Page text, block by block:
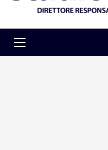
Menu